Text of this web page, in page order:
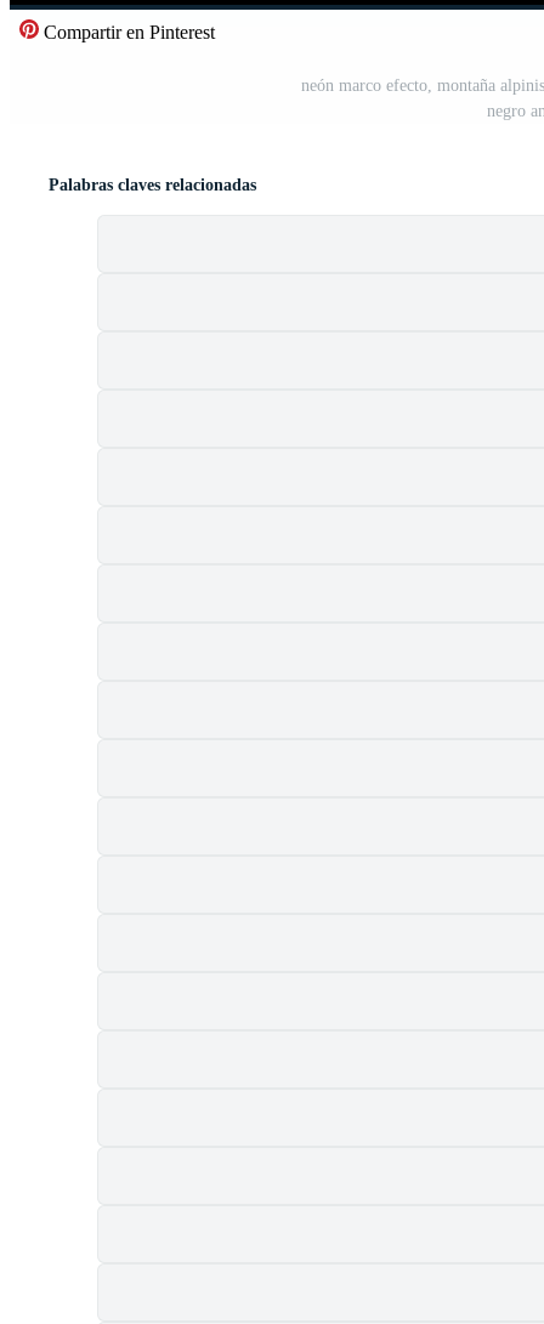
Compartir en Pinterest
neón marco efecto, montaña
negro
Palabras claves relacionadas